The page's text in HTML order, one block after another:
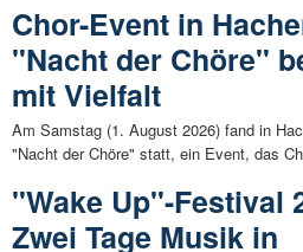
Chor-Event in
"Nacht der Chöre"
mit Vielfalt
Am Samstag (1. August 2026) fand in
"Nacht der Chöre" statt, ein Event, das
"Wake Up"-Festival
Zwei Tage Musik in